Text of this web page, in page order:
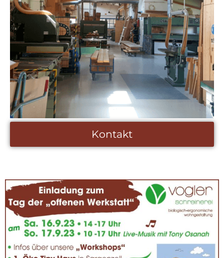
mehr erfahren
Neunhardser Weg 6
36088 Hünfeld/Sargenzell
Telefon: (06652) 8560
Email: info@vogler-schreinerei.de
Kontakt